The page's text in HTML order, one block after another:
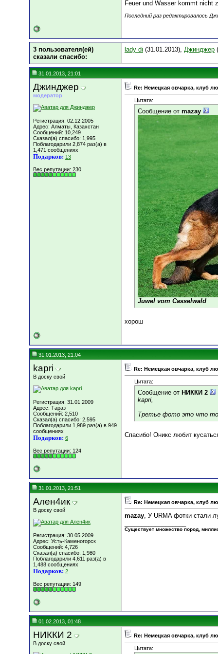
Feuer und Wasser kommt nicht
Последний раз редактировалось
3 пользователя(ей)
сказали cпасибо:
lady di (31.01.2013), Джинджер
31.01.2013, 21:01
Джинджер
модератор
Регистрация: 02.12.2005
Адрес: Алматы, Казахстан
Сообщений: 10,249
Сказал(а) спасибо: 1,995
Поблагодарили 2,874 раз(а) в
1,471 сообщениях
Подарков: 13
Вес репутации: 230
Re: Немецкая овчарка, клуб
Цитата:
Сообщение от mazay
Juwel vom Casselwald
хорош
31.01.2013, 21:04
kapri
В доску свой
Регистрация: 31.01.2009
Адрес: Тараз
Сообщений: 2,510
Сказал(а) спасибо: 2,595
Поблагодарили 1,989 раз(а) в 949
сообщениях
Подарков: 6
Вес репутации: 124
Re: Немецкая овчарка, клуб
Цитата:
Сообщение от НИККИ 2
kapri,
Третье фото это что
Спасибо! Оникс любит
31.01.2013, 21:51
Ален4ик
В доску свой
Регистрация: 30.05.2009
Адрес: Усть-Каменогорск
Сообщений: 4,726
Сказал(а) спасибо: 1,980
Поблагодарили 4,611 раз(а) в
1,488 сообщениях
Подарков: 2
Вес репутации: 149
Re: Немецкая овчарка, клуб
mazay, У URMA фотки стали
Существует множество пород,
01.02.2013, 01:48
НИККИ 2
В доску свой
Re: Немецкая овчарка, клуб
Цитата: